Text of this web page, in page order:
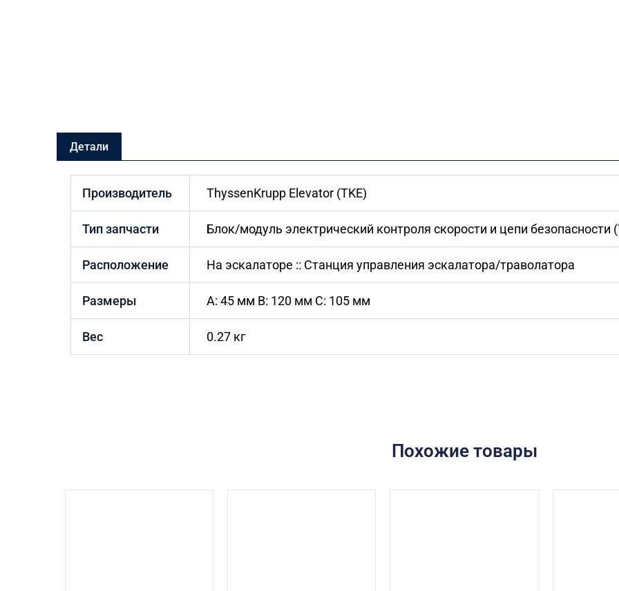
Детали
Производитель ThyssenKrupp Elevator (TKE)
Тип запчасти Блок/модуль электрический контроля скорости и цепи безопасности
Расположение На эскалаторе :: Станция управления эскалатора/траволатора
Размеры A: 45 мм B: 120 мм C: 105 мм
Вес 0.27 кг
Похожие товары